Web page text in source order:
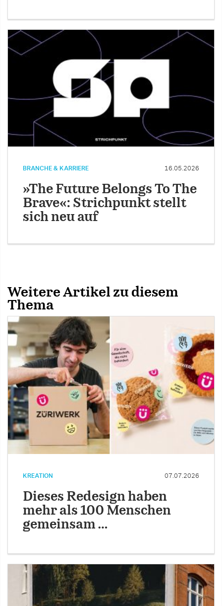
BRANCHE & KARRIERE 16.05.2026
»The Future Belongs To The
Brave«: Strichpunkt stellt
sich neu auf
Weitere Artikel zu diesem
Thema
KREATION 07.07.2026
Dieses Redesign haben
mehr als 100 Menschen
gemeinsam …